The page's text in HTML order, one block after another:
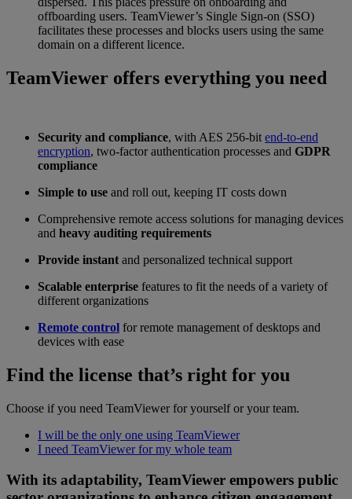
offboarding users. TeamViewer’s Single Sign-on (SSO)
facilitates these processes and blocks users using the same
domain on a different licence.
TeamViewer offers everything you need
Security and compliance, with AES 256-bitend-to-end
encryption, two-factor authentication processes and GDPR
compliance
Simple to use and roll out, keeping IT costs down
Comprehensive remote access solutions for managing devices
and heavy auditing requirements
Provide instant and personalized technical support
Scalable enterprise features to fit the needs of a variety of
different organizations
Remote control for remote management of desktops and
devices with ease
Find the license that’s right for you
Choose if you need TeamViewer for yourself or your team.
I will be the only one using TeamViewer
I need TeamViewer for my whole team
With its adaptability, TeamViewer empowers public